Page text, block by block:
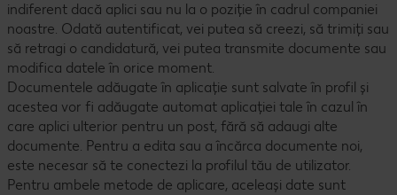
indiferent dacă aplici sau nu la o poziție în cadrul companiei
noastre. Odată autentificat, vei putea să creezi, să trimiți sau
să retragi o candidatură, vei putea transmite documente sau
modifica datele în orice moment.
Documentele adăugate în aplicație sunt salvate în profil și
acestea vor fi adăugate automat aplicației tale în cazul în
care aplici ulterior pentru un post, fără să adaugi alte
documente. Pentru a edita sau a încărca documente noi,
este necesar să te conectezi la profilul tău de utilizator.
Pentru ambele metode de aplicare, aceleași date sunt